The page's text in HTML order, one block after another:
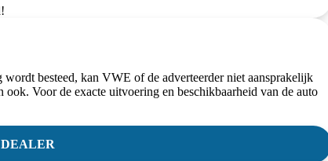
besteed, kan VWE of de adverteerder niet aansprakelijk
Voor de exacte uitvoering en beschikbaarheid van de auto